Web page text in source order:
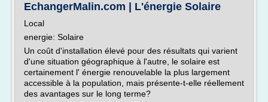
EchangerMalin.com | L'énergie Solaire
Local
energie: Solaire
Un coût d'installation élevé pour des résultats qui varient
d'une situation géographique à l'autre, le solaire est
certainement l' énergie renouvelable la plus largement
accessible à la population, mais présente-t-elle réellement
des avantages sur le long terme?